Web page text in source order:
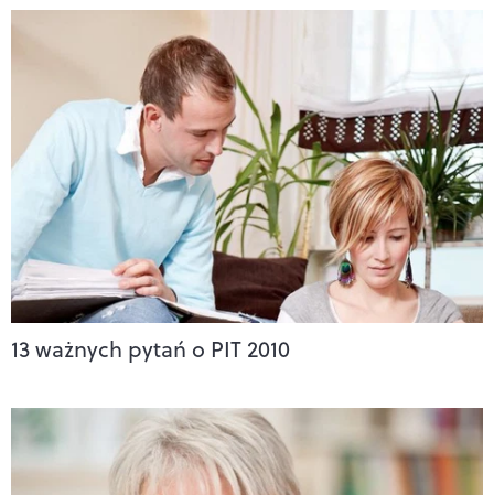
13 ważnych pytań o PIT 2010